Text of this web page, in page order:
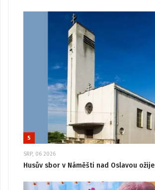
5
SRP, 06 2026
Husův sbor v Náměšti nad Oslavou ožije